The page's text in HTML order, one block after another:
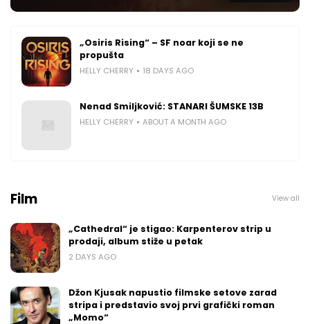
„Osiris Rising“ – SF noar koji se ne
propušta
HELLY CHERRY 18 DAYS AGO
Nenad Smiljković: STANARI ŠUMSKE 13B
HELLY CHERRY ABOUT A MONTH AGO
Film View all
„Cathedral“ je stigao: Karpenterov strip u
prodaji, album stiže u petak
2 DAYS AGO
Džon Kjusak napustio filmske setove zarad
stripa i predstavio svoj prvi grafički roman
„Momo“